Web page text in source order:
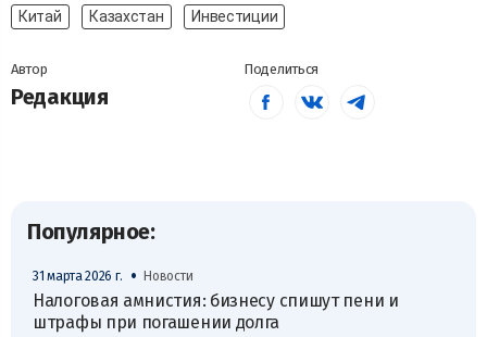
Китай Казахстан Инвестиции
Автор
Редакция
Поделиться
Популярное:
31 марта 2026 г. • Новости
Налоговая амнистия: бизнесу спишут пени и
штрафы при погашении долга